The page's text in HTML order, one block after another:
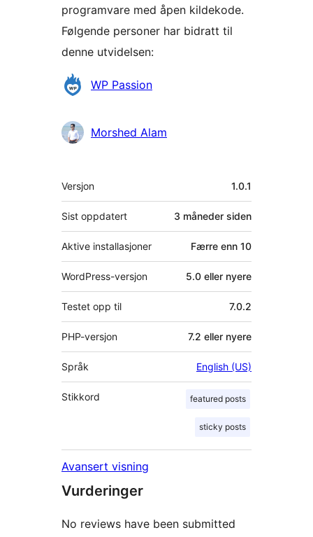
programvare med åpen kildekode.
Følgende personer har bidratt til
denne utvidelsen:
Bidragsytere
WP Passion
Morshed Alam
Meta
Versjon 1.0.1
Sist oppdatert 3 måneder siden
Aktive installasjoner Færre enn 10
WordPress-versjon 5.0 eller nyere
Testet opp til 7.0.2
PHP-versjon 7.2 eller nyere
Språk English (US)
Stikkord featured posts
sticky posts
Avansert visning
Vurderinger
No reviews have been submitted